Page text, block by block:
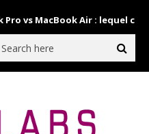
vs MacBook Air : lequel